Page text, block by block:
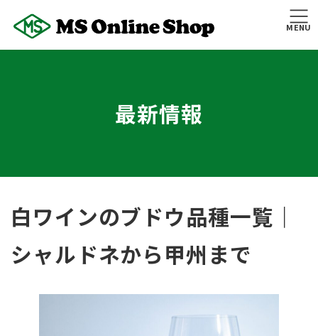
プ
動
最新情報
白ワインのブドウ品種一覧｜
シャルドネから甲州まで
MENU